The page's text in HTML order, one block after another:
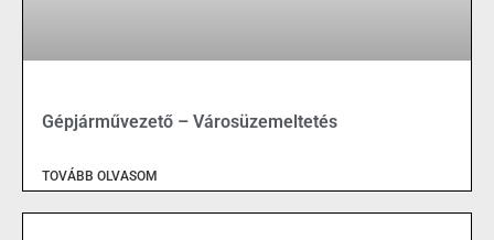
Gépjárművezető – Városüzemeltetés
TOVÁBB OLVASOM